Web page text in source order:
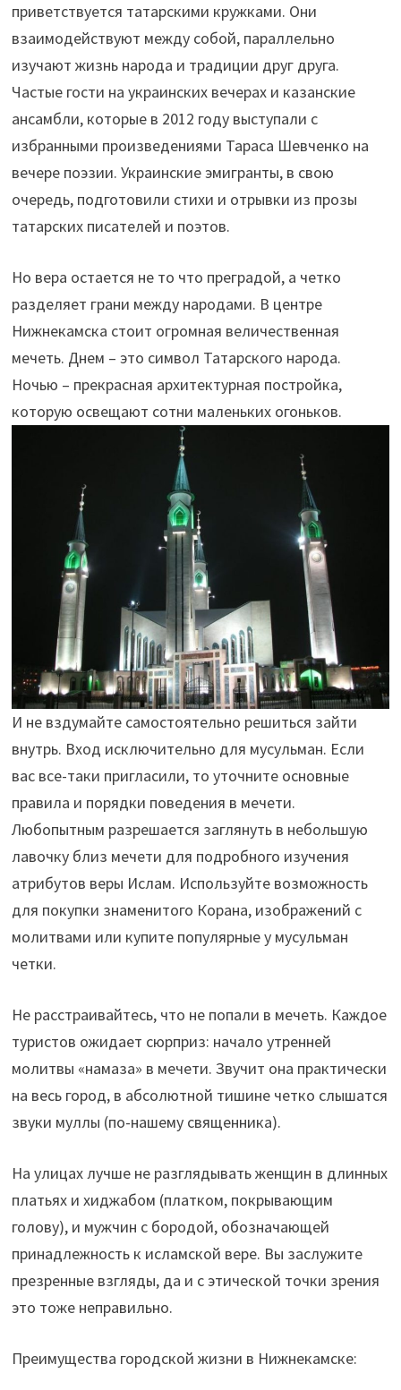
приветствуется татарскими кружками. Они
взаимодействуют между собой, параллельно
изучают жизнь народа и традиции друг друга.
Частые гости на украинских вечерах и казанские
ансамбли, которые в 2012 году выступали с
избранными произведениями Тараса Шевченко на
вечере поэзии. Украинские эмигранты, в свою
очередь, подготовили стихи и отрывки из прозы
татарских писателей и поэтов.
Но вера остается не то что преградой, а четко
разделяет грани между народами. В центре
Нижнекамска стоит огромная величественная
мечеть. Днем – это символ Татарского народа.
Ночью – прекрасная архитектурная постройка,
которую освещают сотни маленьких огоньков.
И не вздумайте самостоятельно решиться зайти
внутрь. Вход исключительно для мусульман. Если
вас все-таки пригласили, то уточните основные
правила и порядки поведения в мечети.
Любопытным разрешается заглянуть в небольшую
лавочку близ мечети для подробного изучения
атрибутов веры Ислам. Используйте возможность
для покупки знаменитого Корана, изображений с
молитвами или купите популярные у мусульман
четки.
Не расстраивайтесь, что не попали в мечеть. Каждое
туристов ожидает сюрприз: начало утренней
молитвы «намаза» в мечети. Звучит она практически
на весь город, в абсолютной тишине четко слышатся
звуки муллы (по-нашему священника).
На улицах лучше не разглядывать женщин в длинных
платьях и хиджабом (платком, покрывающим
голову), и мужчин с бородой, обозначающей
принадлежность к исламской вере. Вы заслужите
презренные взгляды, да и с этической точки зрения
это тоже неправильно.
Преимущества городской жизни в Нижнекамске: